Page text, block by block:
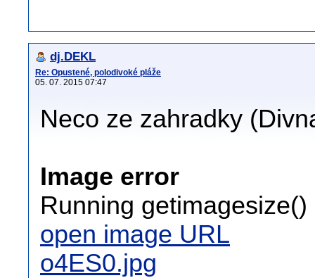
dj.DEKL
Re: Opustené, polodivoké pláže
05. 07. 2015 07:47
Neco ze zahradky
Image error
Running
open image URL
o4ES0.jpg